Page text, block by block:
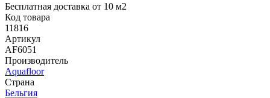
Бесплатная доставка от 10 м2
Код товара
11816
Артикул
AF6051
Производитель
Aquafloor
Страна
Бельгия